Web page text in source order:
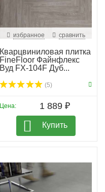
избранное сравнить
Кварцвиниловая плитка
FineFloor Файнфлекс
Вуд FX-104F Дуб...
(5)
Цена: 1 889 ₽
Купить